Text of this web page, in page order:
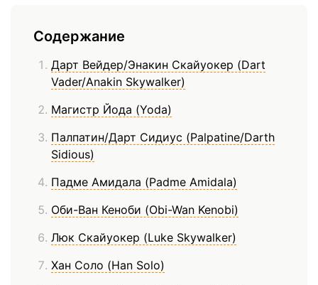
Содержание
Дарт Вейдер/Энакин Скайуокер (Dart
Vader/Anakin Skywalker)
Магистр Йода (Yoda)
Палпатин/Дарт Сидиус (Palpatine/Darth
Sidious)
Падме Амидала (Padme Amidala)
Оби-Ван Кеноби (Obi-Wan Kenobi)
Люк Скайуокер (Luke Skywalker)
Хан Соло (Han Solo)